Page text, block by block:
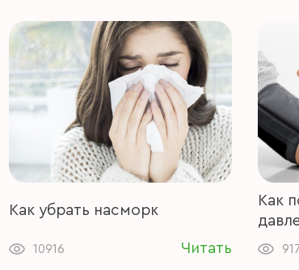
Как убрать насморк
10916 Читать
Как